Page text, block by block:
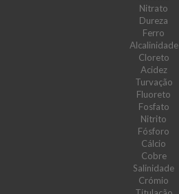
Nitrato
Dureza
Ferro
Alcalinidade
Cloreto
Acidez
Turvação
Fluoreto
Fosfato
Nitrito
Fósforo
Cálcio
Cobre
Salinidade
Crómio